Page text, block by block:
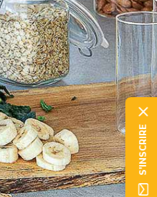
S'INSCRIRE